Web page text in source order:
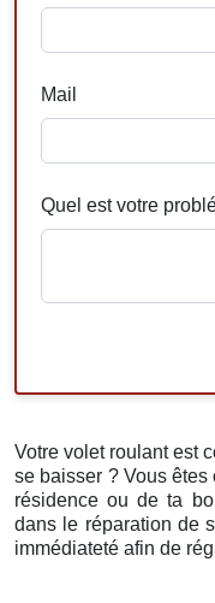
Mail
Quel est votre
Votre volet roulant est
se baisser ? Vous êtes
résidence ou de ta
dans le réparation de
immédiateté afin de